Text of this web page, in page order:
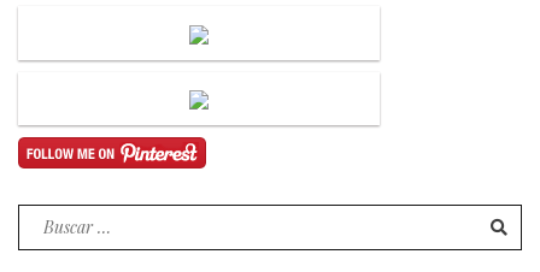
Buscar